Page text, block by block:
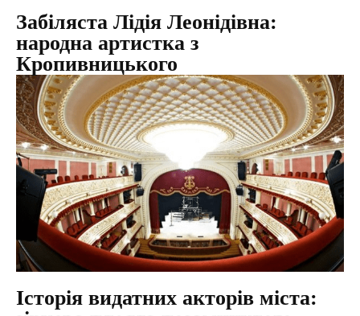
Забіляста Лідія Леонідівна:
народна артистка з
Кропивницького
Історія видатних акторів міста: